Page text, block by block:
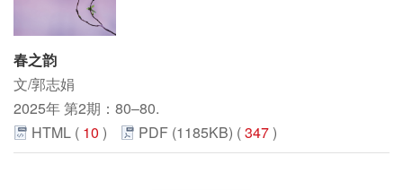
春之韵
文/郭志娟
2025年 第2期：80–80.
HTML ( 10 ) PDF (1185KB) (347)